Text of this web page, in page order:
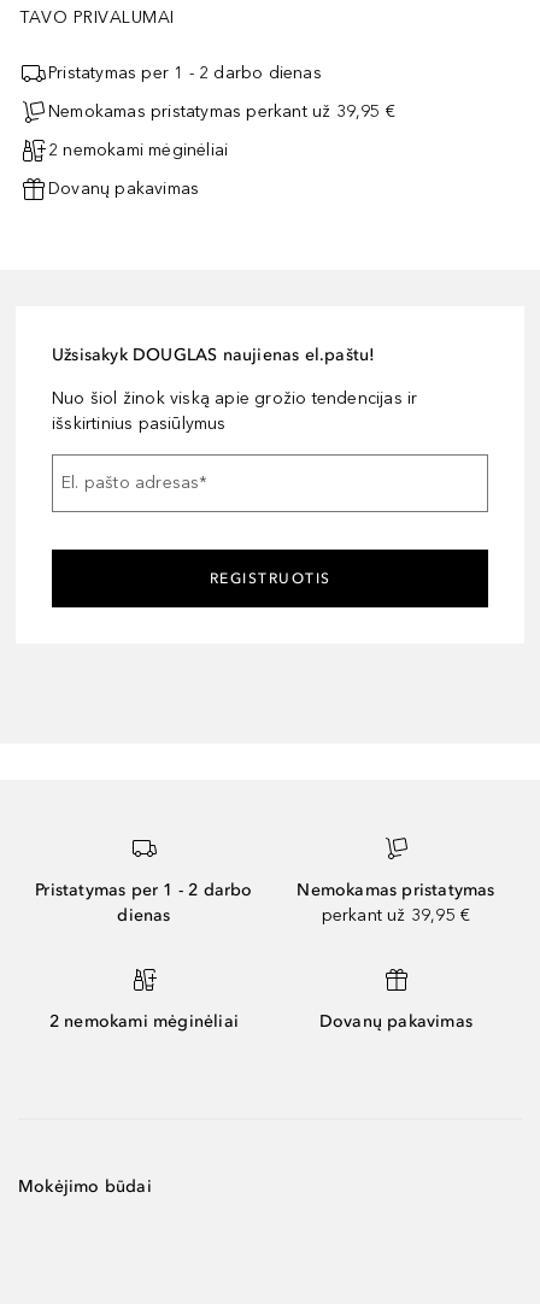
TAVO PRIVALUMAI
Pristatymas per 1 - 2 darbo dienas
Nemokamas pristatymas perkant už 39,95 €
2 nemokami mėginėliai
Dovanų pakavimas
Užsisakyk DOUGLAS naujienas el.paštu!
Nuo šiol žinok viską apie grožio tendencijas ir
išskirtinius pasiūlymus
El. pašto adresas*
REGISTRUOTIS
Pristatymas per 1 - 2 darbo
dienas
Nemokamas pristatymas
perkant už 39,95 €
2 nemokami mėginėliai Dovanų pakavimas
Mokėjimo būdai